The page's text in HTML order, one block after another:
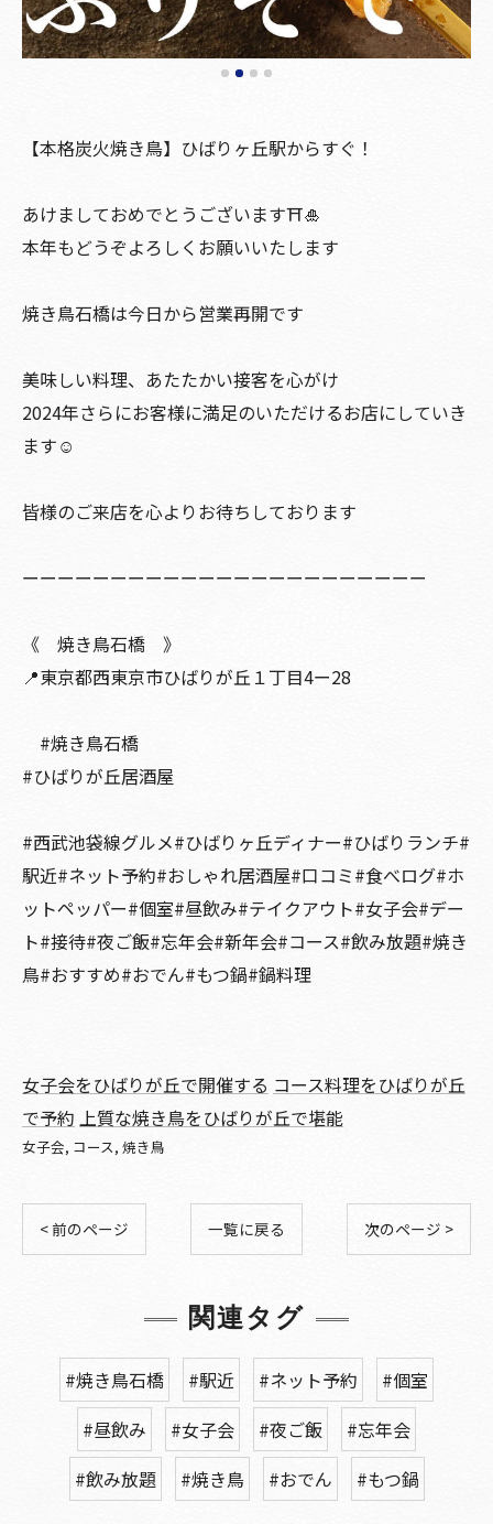
【本格炭火焼き鳥】ひばりヶ丘駅からすぐ！
あけましておめでとうございます⛩🎍
本年もどうぞよろしくお願いいたします
焼き鳥石橋は今日から営業再開です
美味しい料理、あたたかい接客を心がけ
2024年さらにお客様に満足のいただけるお店にしていき
ます☺️
皆様のご来店を心よりお待ちしております
ーーーーーーーーーーーーーーーーーーーーーーー
《 焼き鳥石橋 》
📍東京都西東京市ひばりが丘１丁目4ー28
#焼き鳥石橋
#ひばりが丘居酒屋
#西武池袋線グルメ#ひばりヶ丘ディナー#ひばりランチ#
駅近#ネット予約#おしゃれ居酒屋#口コミ#食べログ#ホ
ットペッパー#個室#昼飲み#テイクアウト#女子会#デー
ト#接待#夜ご飯#忘年会#新年会#コース#飲み放題#焼き
鳥#おすすめ#おでん#もつ鍋#鍋料理
女子会をひばりが丘で開催する コース料理をひばりが丘
で予約 上質な焼き鳥をひばりが丘で堪能
女子会 コース 焼き鳥
< 前のページ 一覧に戻る 次のページ >
関連タグ
#焼き鳥石橋 #駅近 #ネット予約
#個室
#昼飲み
#女子会 #夜ご飯
#忘年会
#飲み放題
#焼き鳥 #おでん #もつ鍋